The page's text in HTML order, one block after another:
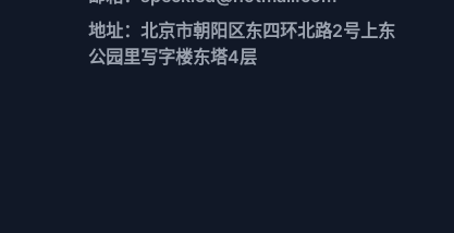
地址：北京市朝阳区东四环北路2号上东
公园里写字楼东塔4层